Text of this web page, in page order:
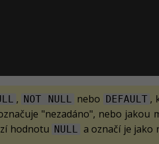
, NOT NULL nebo DEFAULT ,
"nezadáno", nebo jakou
hodnotu NULL a označí je jako